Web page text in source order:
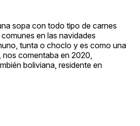
sopa con todo tipo de carnes
en las navidades
tunta o choclo y es como una
nos comentaba en 2020,
boliviana, residente en